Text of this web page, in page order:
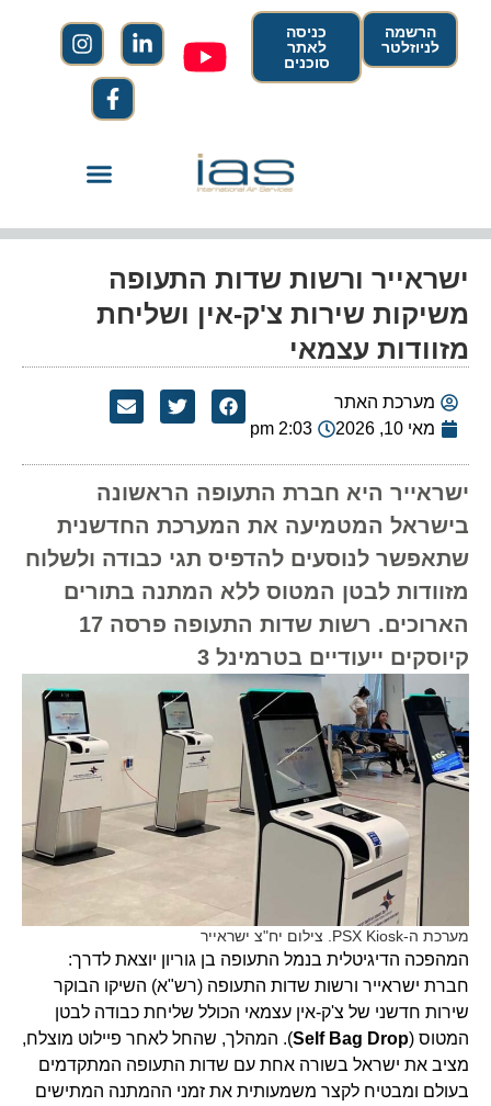
הרשמה
לניוזלטר
כניסה
לאתר
סוכנים
ישראייר ורשות שדות התעופה
משיקות שירות צ'ק-אין ושליחת
מזוודות עצמאי
מערכת האתר
מאי 10, 2026
2:03 pm
ישראייר היא חברת התעופה הראשונה
בישראל המטמיעה את המערכת החדשנית
שתאפשר לנוסעים להדפיס תגי כבודה ולשלוח
מזוודות לבטן המטוס ללא המתנה בתורים
הארוכים. רשות שדות התעופה פרסה 17
קיוסקים ייעודיים בטרמינל 3
מערכת ה-PSX Kiosk. צילום יח"צ ישראייר
המהפכה הדיגיטלית בנמל התעופה בן גוריון יוצאת לדרך:
חברת ישראייר ורשות שדות התעופה (רש"א) השיקו הבוקר
שירות חדשני של צ'ק-אין עצמאי הכולל שליחת כבודה לבטן
המטוס (Self Bag Drop). המהלך, שהחל לאחר פיילוט מוצלח,
מציב את ישראל בשורה אחת עם שדות התעופה המתקדמים
בעולם ומבטיח לקצר משמעותית את זמני ההמתנה המתישים